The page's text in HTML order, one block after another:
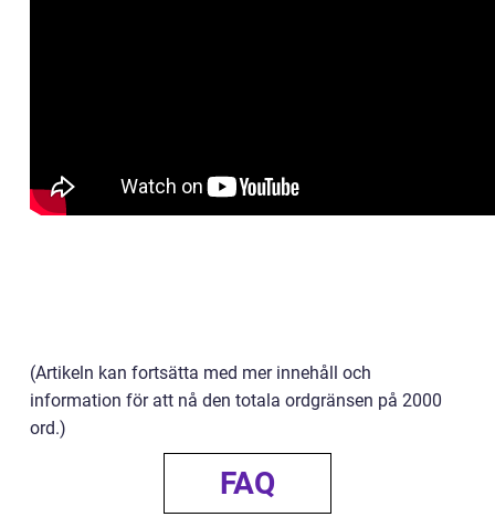
(Artikeln kan fortsätta med mer innehåll och
information för att nå den totala ordgränsen på 2000
ord.)
FAQ